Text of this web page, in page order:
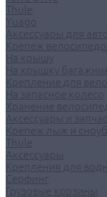
Thule
Yuago
Аксессуары для
Крепеж
На крышу
На крышку
Крепление для
На запасное колесо
Хранение
Аксессуары и
Крепеж лыж и
Thule
Аксессуары
Крепления для
Серфинг
Грузовые корзины